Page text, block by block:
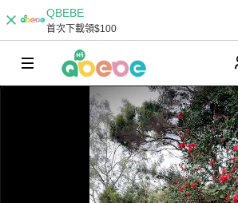
QBEBE
首次下載領$100